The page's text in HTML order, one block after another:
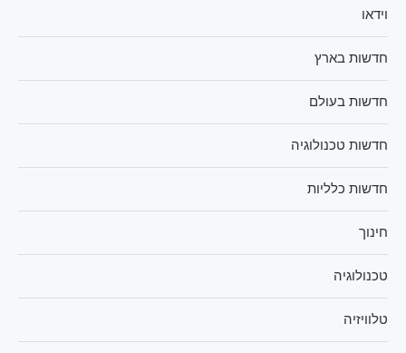
וידאו
חדשות בארץ
חדשות בעולם
חדשות טכנולוגיה
חדשות כלליות
חינוך
טכנולוגיה
טלוויזיה